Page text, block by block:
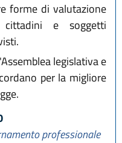
forme di valutazione
cittadini e soggetti
legislativa e
per la migliore
professionale